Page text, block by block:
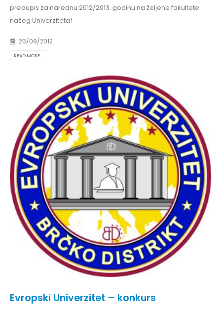
predupis za narednu 2012/2013. godinu na željene fakultete
našeg Univerziteta!
26/09/2012
READ MORE...
Evropski Univerzitet – konkurs